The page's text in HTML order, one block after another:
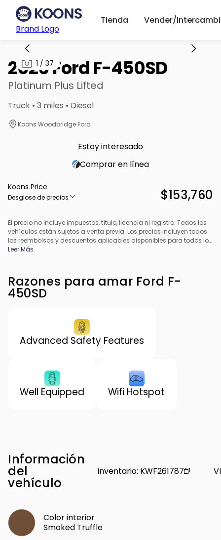
Brand Logo
Tienda Vender/
1 / 37
2026 Ford F-450SD
Platinum Plus Lifted
Truck • 3 miles • Diesel
Koons Woodbridge Ford
Estoy interesado
Comprar en línea
Koons Price
Desglose de precios $153,760
El precio no incluye impuestos, título, licencia ni registro. Todos los
vehículos están sujetos a venta previa. Los precios incluyen todos
los reembolsos y descuentos aplicables disponibles para todos los
consumidores; pueden aplicarse reembolsos adicionales. Es
de procesamiento del concesionario. El precio real del
concesionario puede variar.
Leer Más
Razones para amar Ford F-
450SD
Advanced Safety Features
Well Equipped Wifi Hotspot
Información
del
vehículo
Inventario: KWF261787
Color interior
Smoked Truffle